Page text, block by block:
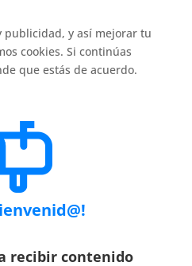
publicidad, y así mejorar tu
cookies. Si continúas
que estás de acuerdo.
recibir contenido